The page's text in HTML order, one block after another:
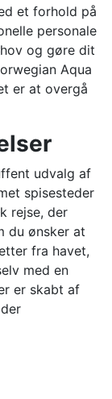
et forhold på
personale
og gøre dit
Aqua
er at overgå
udvalg af
spisesteder
rejse, der
du ønsker at
fra havet,
med en
er skabt af